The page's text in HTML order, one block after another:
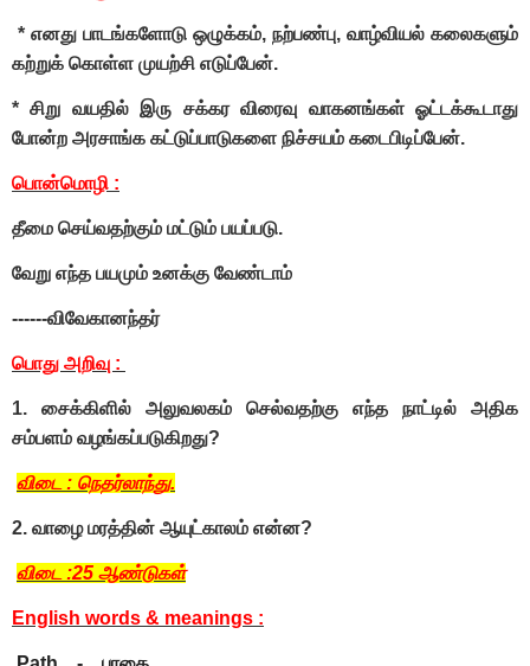
* எனது பாடங்களோடு ஒழுக்கம், நற்பண்பு, வாழ்வியல் கலைகளும்
கற்றுக் கொள்ள முயற்சி எடுப்பேன்.
* சிறு வயதில் இரு சக்கர விரைவு வாகனங்கள் ஓட்டக்கூடாது
போன்ற அரசாங்க கட்டுப்பாடுகளை நிச்சயம் கடைபிடிப்பேன்.
பொன்மொழி :
தீமை செய்வதற்கும் மட்டும் பயப்படு.
வேறு எந்த பயமும் உனக்கு வேண்டாம்
------விவேகானந்தர்
பொது அறிவு :
1. சைக்கிளில் அலுவலகம் செல்வதற்கு எந்த நாட்டில் அதிக
சம்பளம் வழங்கப்படுகிறது?
விடை : நெதர்லாந்து.
2. வாழை மரத்தின் ஆயுட்காலம் என்ன?
விடை :25 ஆண்டுகள்
English words & meanings :